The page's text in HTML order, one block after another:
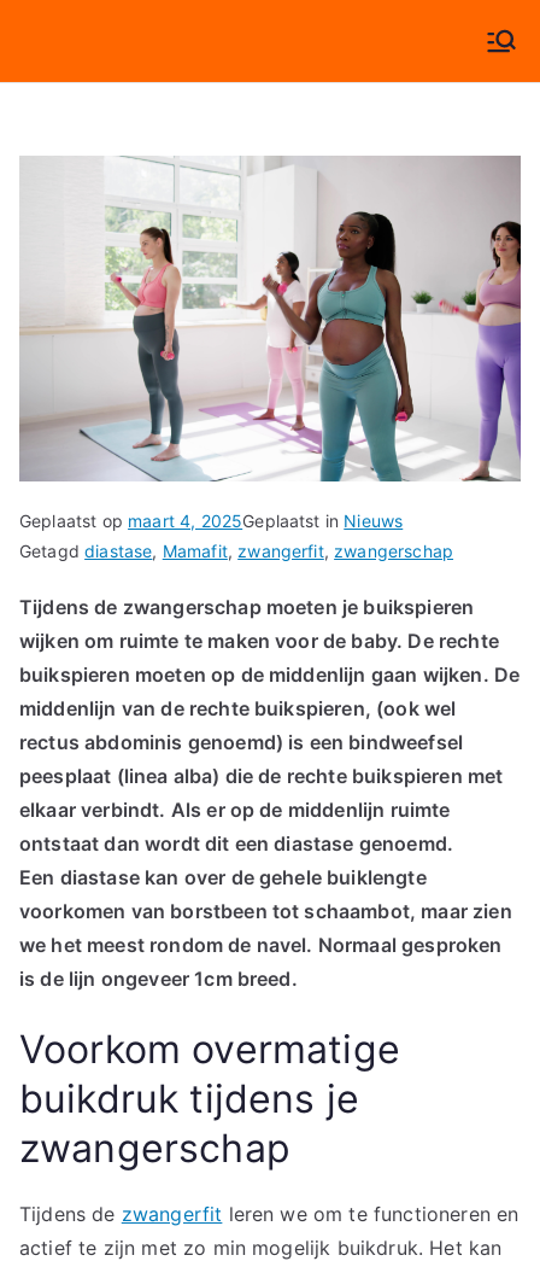
deAlgera Fysiotherapie
Geplaatst op maart 4, 2025Geplaatst in Nieuws
Getagddiastase, Mamafit, zwangerfit, zwangerschap
Tijdens de zwangerschap moeten je buikspieren
wijken om ruimte te maken voor de baby. De rechte
buikspieren moeten op de middenlijn gaan wijken. De
middenlijn van de rechte buikspieren, (ook wel
rectus abdominis genoemd) is een bindweefsel
peesplaat (linea alba) die de rechte buikspieren met
elkaar verbindt. Als er op de middenlijn ruimte
ontstaat dan wordt dit een diastase genoemd.
Een diastase kan over de gehele buiklengte
voorkomen van borstbeen tot schaambot, maar zien
we het meest rondom de navel. Normaal gesproken
is de lijn ongeveer 1cm breed.
Voorkom overmatige
buikdruk tijdens je
zwangerschap
Tijdens de zwangerfit leren we om te functioneren en
actief te zijn met zo min mogelijk buikdruk. Het kan